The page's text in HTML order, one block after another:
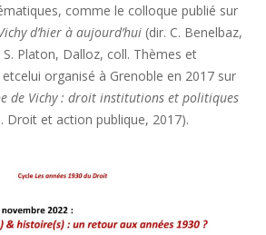
comme le colloque publié sur
d’hier à aujourd’hui (dir. C. Benelbaz,
Platon, Dalloz, coll. Thèmes et
organisé à Grenoble en 2017 sur
de Vichy : droit institutions et politiques
Droit et action publique, 2017).